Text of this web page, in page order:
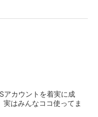
アカウントを着実に成
実はみんなココ使ってま